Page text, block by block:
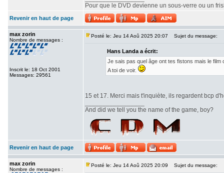
Pour que le DVD devienne un sous-verre ou un
Revenir en haut de page
max zorin
Nombre de messages :
Inscrit le: 18 Oct 2001
Messages: 29561
Posté le: Jeu 14 Aoû 2025 20:07 Sujet du message:
Hans Landa a écrit:
Je sais pas quel âge ont tes fistons mais le
A toi de voir.
15 et 17. Merci mais t'inquiète, ils regardent bcp
And did we tell you the name of the game, boy?
Revenir en haut de page
max zorin
Nombre de messages :
Posté le: Jeu 14 Aoû 2025 20:09 Sujet du message: